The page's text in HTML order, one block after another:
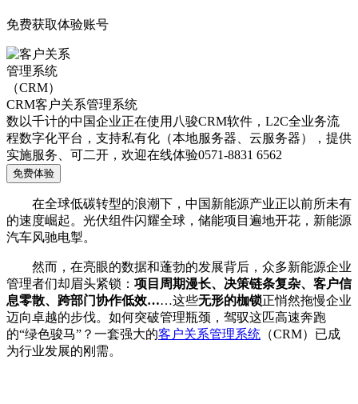
免费获取体验账号
CRM客户关系管理系统
数以千计的中国企业正在使用八骏CRM软件，L2C全业务流
程数字化平台，支持私有化（本地服务器、云服务器），提供
实施服务、可二开，欢迎在线体验0571-8831 6562
免费体验
在全球低碳转型的浪潮下，中国新能源产业正以前所未有
的速度崛起。光伏组件闪耀全球，储能项目遍地开花，新能源
汽车风驰电掣。
然而，在亮眼的数据和蓬勃的发展背后，众多新能源企业
管理者们却眉头紧锁： 项目周期漫长、决策链条复杂、客户信
息零散、跨部门协作低效……这些无形的枷锁正悄然拖慢企业
迈向卓越的步伐。如何突破管理瓶颈，驾驭这匹高速奔跑
的“绿色骏马”？一套强大的客户关系管理系统 （CRM）已成
为行业发展的刚需。